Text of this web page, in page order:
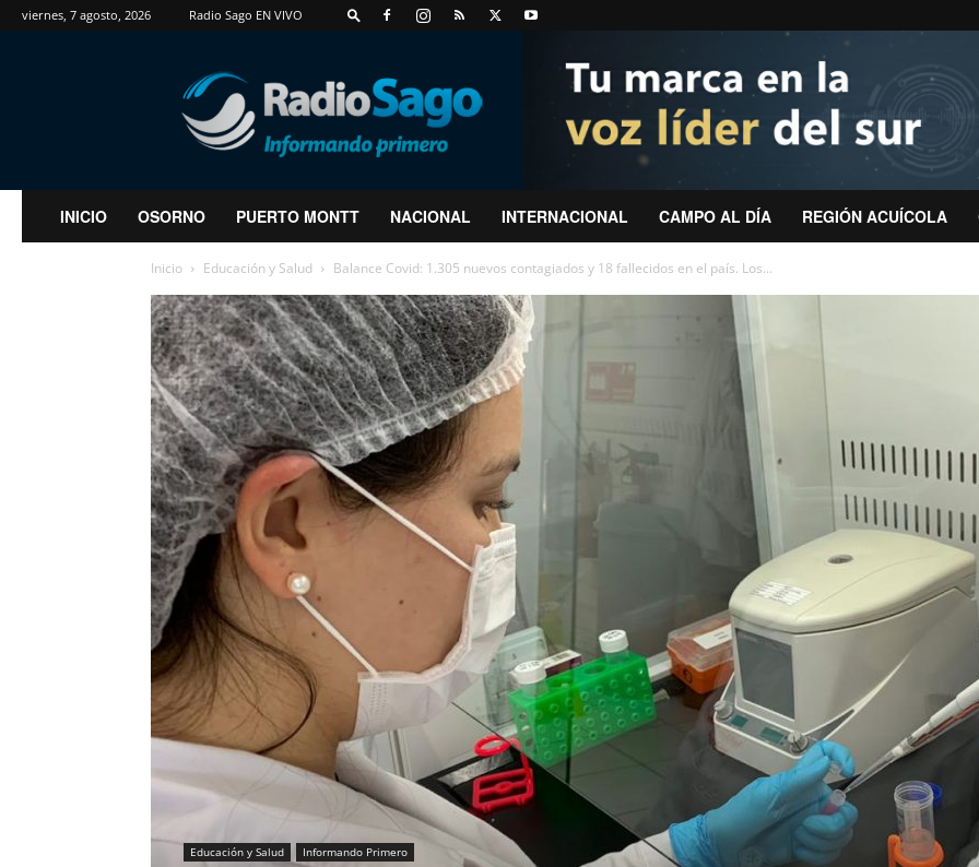
viernes, 7 agosto, 2026 Radio Sago EN VIVO
RadioSago
INICIO OSORNO PUERTO MONTT NACIONAL INTERNACIONAL CAMPO AL DÍA REGIÓN ACUÍCOLA
Inicio Educación y Salud Balance Covid: 1.305 nuevos contagiados y 18 fallecidos en el país. Los...
Educación y Salud Informando Primero